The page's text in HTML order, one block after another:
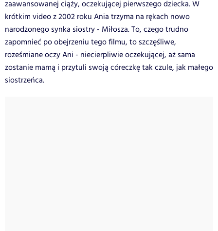
zaawansowanej ciąży, oczekującej pierwszego dziecka. W
krótkim video z 2002 roku Ania trzyma na rękach nowo
narodzonego synka siostry - Miłosza. To, czego trudno
zapomnieć po obejrzeniu tego filmu, to szczęśliwe,
roześmiane oczy Ani - niecierpliwie oczekującej, aż sama
zostanie mamą i przytuli swoją córeczkę tak czule, jak małego
siostrzeńca.